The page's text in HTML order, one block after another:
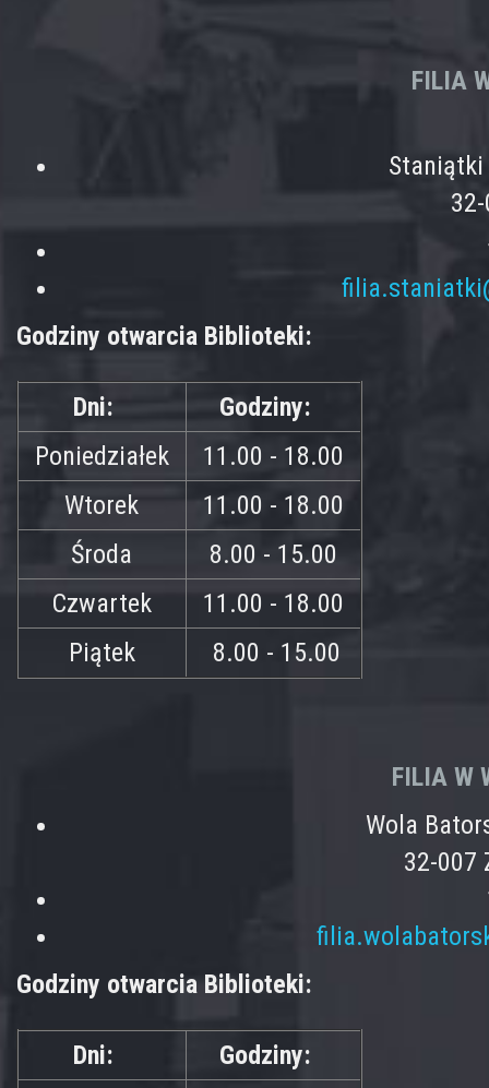
FILIA
Godziny otwarcia Biblioteki:
Dni:
Godziny:
Poniedziałek
11.00 - 18.00
Wtorek
11.00 - 18.00
Środa
8.00 - 15.00
Czwartek
11.00 - 18.00
Piątek
8.00 - 15.00
FILIA W
Wola
32-007
Godziny otwarcia Biblioteki:
Dni:
Godziny: